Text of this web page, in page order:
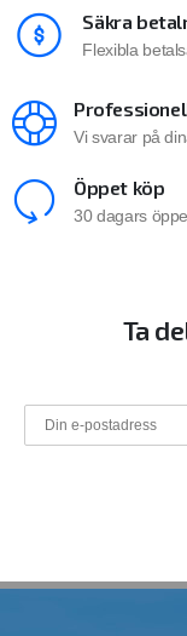
Säkra
Flexibla
Vi svarar på
Öppet köp
30 dagars
Ta